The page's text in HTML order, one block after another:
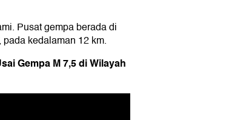
Pusat gempa berada di
kedalaman 12 km.
Gempa M 7,5 di Wilayah